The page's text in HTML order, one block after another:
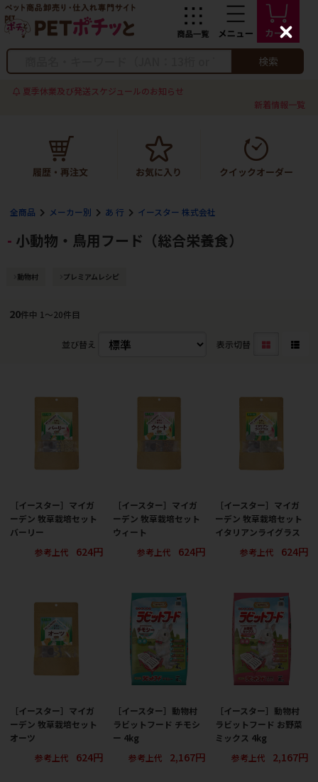
検索
夏季休業及び発送スケジュールのお知らせ
新着情報一覧
全商品 メーカー別 あ 行 イースター 株式会社
小動物・鳥用フード（総合栄養食）
動物村 プレミアムレシピ
20件中 1〜20件目
並び替え 表示切替
［イースター］マイガ
ーデン 牧草栽培セット
バーリー
参考上代
624円
［イースター］マイガ
ーデン 牧草栽培セット
ウィート
参考上代
624円
［イースター］マイガ
ーデン 牧草栽培セット
イタリアンライグラス
参考上代
624円
［イースター］マイガ
ーデン 牧草栽培セット
オーツ
参考上代
624円
［イースター］動物村
ラビットフード チモシ
ー 4kg
参考上代
2,167円
［イースター］動物村
ラビットフード お野菜
ミックス 4kg
参考上代
2,167円
C
l
s